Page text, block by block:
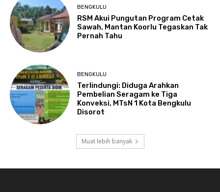
BENGKULU
RSM Akui Pungutan Program Cetak
Sawah, Mantan Koorlu Tegaskan Tak
Pernah Tahu
BENGKULU
Terlindungi: Diduga Arahkan
Pembelian Seragam ke Tiga
Konveksi, MTsN 1 Kota Bengkulu
Disorot
Muat lebih banyak